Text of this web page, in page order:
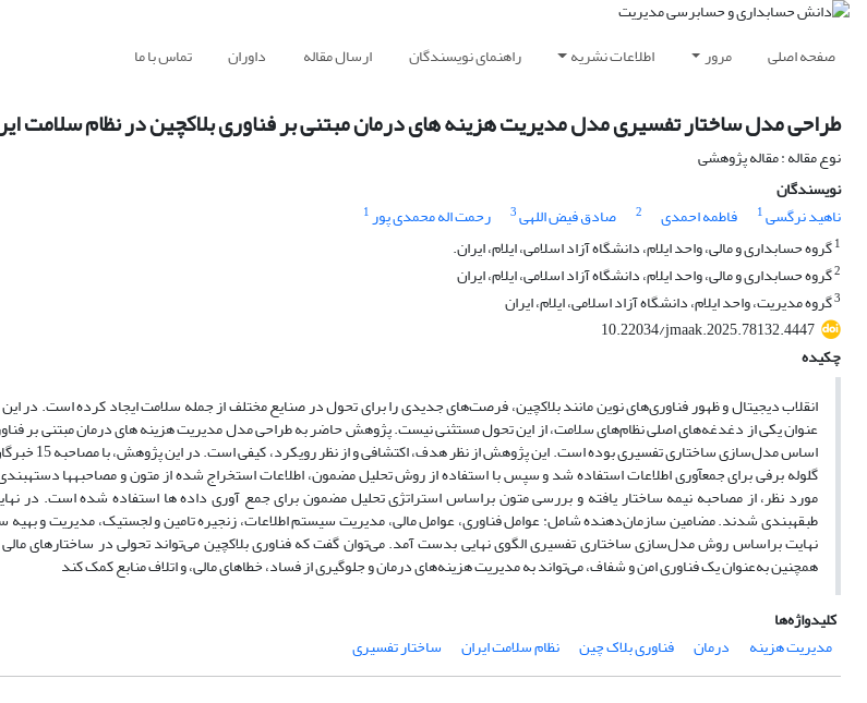
صفحه اصلی مرور اطلاعات نشریه راهنمای نویسندگان ارسال مقاله داوران تماس با ما
طراحی مدل ساختار تفسیری مدل مدیریت هزینه های درمان مبتنی بر فناوری بلاکچین در نظام سلامت
نوع مقاله : مقاله پژوهشی
نویسندگان
ناهید نرگسی1 فاطمه احمدی 2 صادق فیض اللهی3 رحمت اله محمدی پور1
1گروه حسابداری و مالی، واحد ایلام، دانشگاه آزاد اسلامی، ایلام، ایران.
2گروه حسابداری و مالی، واحد ایلام، دانشگاه آزاد اسلامی، ایلام، ایران
3گروه مدیریت، واحد ایلام، دانشگاه آزاد اسلامی، ایلام، ایران
10.22034/jmaak.2025.78132.4447
چکیده
انقلاب دیجیتال و ظهور فناوری‌های نوین مانند بلاکچین، فرصت‌های جدیدی را برای تحول در صنایع مختلف از جمله سلامت ایجاد کرده است. در
عنوان یکی از دغدغه‌های اصلی نظام‌های سلامت، از این تحول مستثنی نیست. پژوهش حاضر به طراحی مدل مدیریت هزینه های درمان مبتنی بر
اساس مدل‌سازی
گلوله برفی برای جمعآوری اطلاعات استفاده شد و سپس با استفاده از روش تحلیل مضمون، اطلاعات استخراج شده از متون و مصاحبهها
مورد نظر، از مصاحبه نیمه ساختار یافته و بررسی متون براساس استراتژی تحلیل مضمون برای جمع آوری داده ها استفاده شده است. در
طبقهبندی شدند. مضامین سازمان‌دهنده شامل: عوامل فناوری، عوامل مالی، مدیریت سیستم اطلاعات، زنجیره تامین و لجستیک، مدیریت و بهیه
نهایت براساس روش مدل‌سازی ساختاری تفسیری الگوی نهایی بدست آمد. می‌توان گفت که فناوری‌ بلاکچین می‌تواند تحولی در ساختارهای مالی
همچنین به‌عنوان یک فناوری امن و شفاف، می‌تواند به مدیریت هزینه‌های درمان و جلوگیری از فساد، خطاهای مالی، و اتلاف منابع کمک کند
کلیدواژه‌ها
مدیریت هزینه
درمان فناوری بلاک چین نظام سلامت ایران ساختار تفسیری